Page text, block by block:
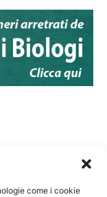
come i cookie